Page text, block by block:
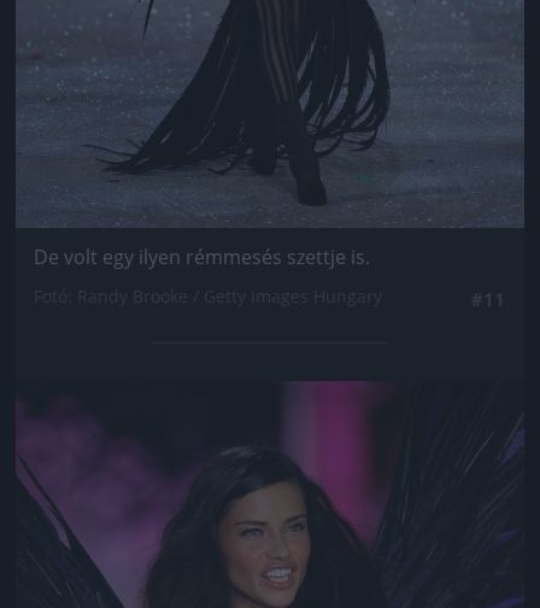
De volt egy ilyen rémmesés szettje is.